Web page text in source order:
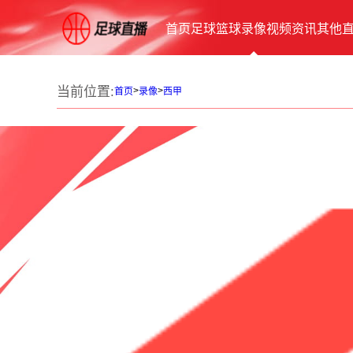
首页足球篮球录像视频资讯其他
当前位置:首页>录像>西甲